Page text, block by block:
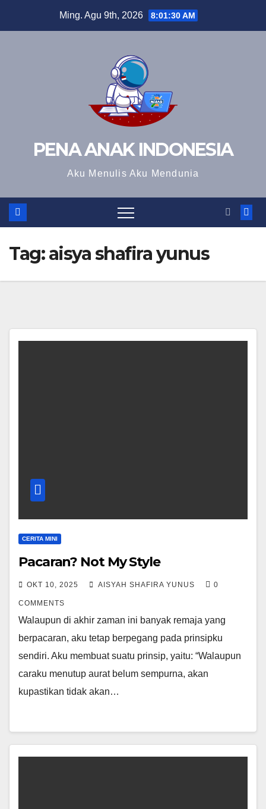
Ming. Agu 9th, 2026 8:01:31 AM
PENA ANAK INDONESIA
Aku Menulis Aku Mendunia
Tag:aisya shafira yunus
CERITA MINI
Pacaran? Not My Style
OKT 10, 2025 AISYAH SHAFIRA YUNUS 0
COMMENTS
Walaupun di akhir zaman ini banyak remaja yang
berpacaran, aku tetap berpegang pada prinsipku
sendiri. Aku membuat suatu prinsip, yaitu: “Walaupun
caraku menutup aurat belum sempurna, akan
kupastikan tidak akan…